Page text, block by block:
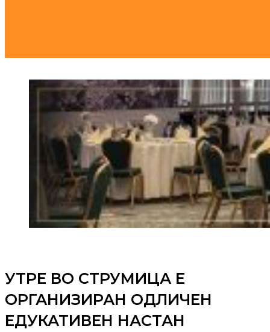
УТРЕ ВО СТРУМИЦА Е
ОРГАНИЗИРАН ОДЛИЧЕН
ЕДУКАТИВЕН НАСТАН